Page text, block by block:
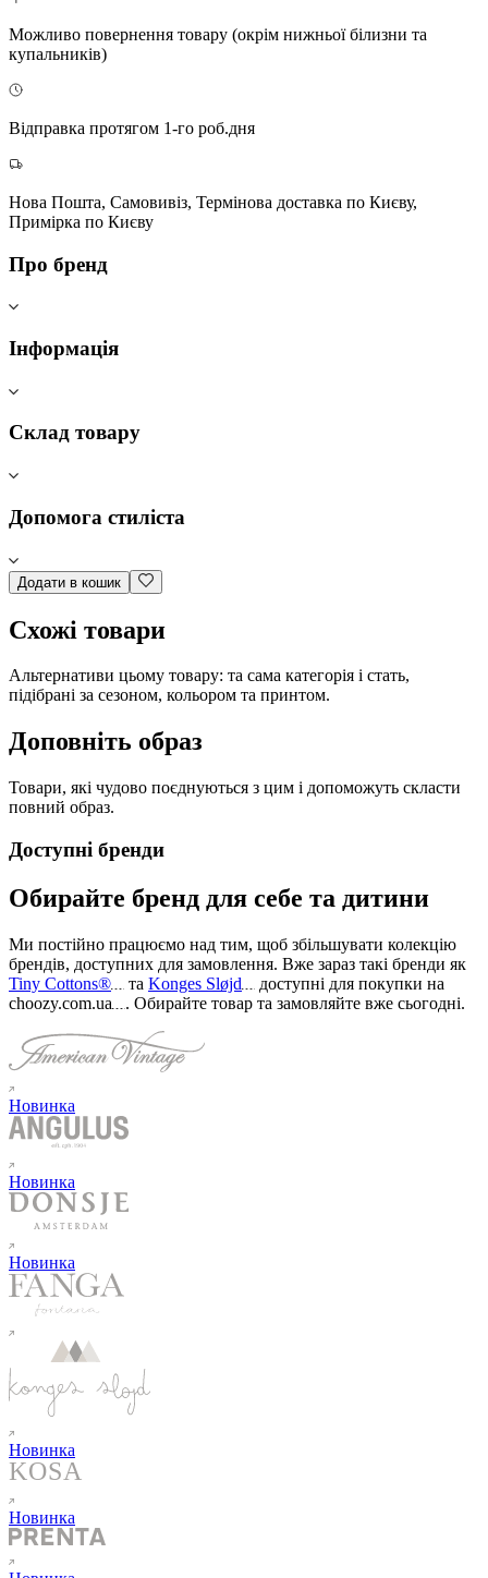
Можливо повернення товару (окрім нижньої білизни та
купальників)
Відправка протягом 1-го роб.дня
Нова Пошта, Самовивіз, Термінова доставка по Києву,
Примірка по Києву
Про бренд
Інформація
Склад товару
Допомога стиліста
Додати в кошик
Схожі товари
Альтернативи цьому товару: та сама категорія і стать,
підібрані за сезоном, кольором та принтом.
Доповніть образ
Товари, які чудово поєднуються з цим і допоможуть скласти
повний образ.
Доступні бренди
Обирайте бренд для себе та дитини
Ми постійно працюємо над тим, щоб збільшувати колекцію
брендів, доступних для замовлення. Вже зараз такі бренди як
Tiny Cottons®
та Konges Sløjd
доступні для покупки на
choozy.com.ua
. Обирайте товар та замовляйте вже сьогодні.
Новинка
Новинка
Новинка
Новинка
Новинка